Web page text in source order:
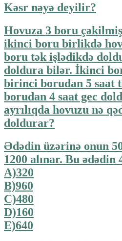
Kəsr nəyə deyilir?
Hovuza 3 boru
ikinci boru birlikdə
boru tək işlədikdə
doldura bilər. İkinci
birinci borudan 5 saat
borudan 4 saat gec
ayrılıqda hovuzu nə
doldurar?
Ədədin üzərinə onun
1200 alınar. Bu ədədin
A)320
B)960
C)480
D)160
E)640